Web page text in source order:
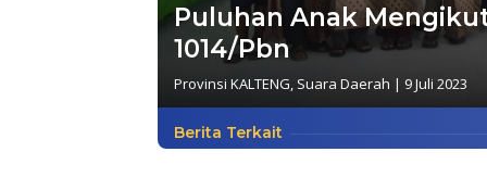
Puluhan Anak
1014/Pbn
Provinsi KALTENG, Suara Daerah | 9 Juli 2023
Berita Terkait